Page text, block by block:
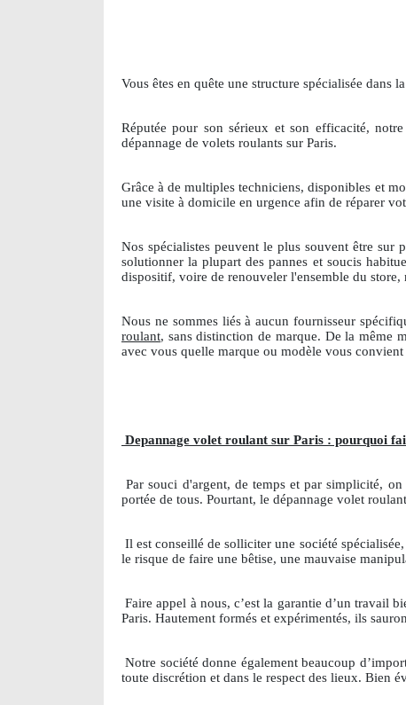
Vous êtes en quête une structure spécialisée dans la
Réputée pour son sérieux et son efficacité,
dépannage de volets roulants sur Paris.
Grâce à de multiples techniciens, disponibles et
une visite à domicile en urgence afin de réparer
Nos spécialistes peuvent le plus souvent être sur
solutionner la plupart des pannes et soucis
dispositif, voire de renouveler l'ensemble du
Nous ne sommes liés à aucun fournisseur
roulant, sans distinction de marque. De la même
avec vous quelle marque ou modèle vous
Depannage volet roulant sur Paris : pourquoi
Par souci d'argent, de temps et par simplicité,
portée de tous. Pourtant, le dépannage volet
Il est conseillé de solliciter une société
le risque de faire une bêtise, une mauvaise
Faire appel à nous, c’est la garantie d’un travail
Paris. Hautement formés et expérimentés, ils
Notre société donne également beaucoup
toute discrétion et dans le respect des lieux. Bien